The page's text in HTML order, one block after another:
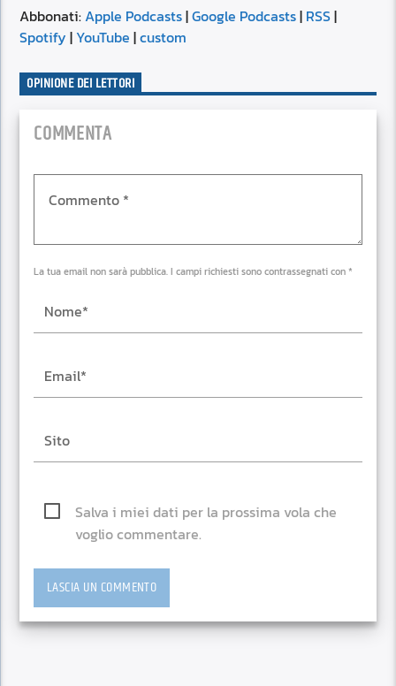
YouTube
RSS FEED
LINK
EMBED
Abbonati:Apple Podcasts|Google Podcasts| RSS|
Spotify | YouTube |custom
OPINIONE DEI LETTORI
COMMENTA
La tua email non sarà pubblica. I campi richiesti sono contrassegnati con *
Salva i miei dati per la prossima vola che
voglio commentare.